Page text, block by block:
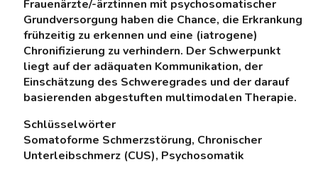
Frauenärzte/-ärztinnen mit psychosomatischer
Grundversorgung haben die Chance, die Erkrankung
frühzeitig zu erkennen und eine (iatrogene)
Chronifizierung zu verhindern. Der Schwerpunkt
liegt auf der adäquaten Kommunikation, der
Einschätzung des Schweregrades und der darauf
basierenden abgestuften multimodalen Therapie.
Schlüsselwörter
Somatoforme Schmerzstörung, Chronischer
Unterleibschmerz (CUS), Psychosomatik